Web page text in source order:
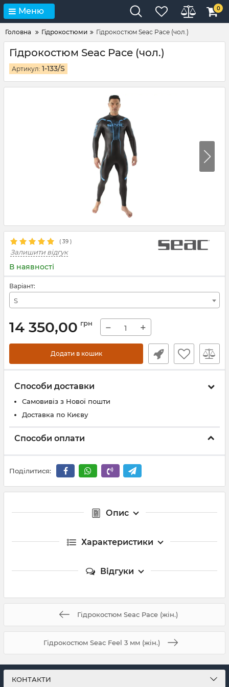
Меню 0
Головна Гідрокостюми Гідрокостюм Seac Pace (чол.)
Гідрокостюм Seac Pace (чол.)
Артикул: 1-133/S
( 39 )
Залишити відгук
В наявності
Варіант:
S
14 350,00 грн − +
Додати в кошик
Способи доставки
Самовивіз з Нової пошти
Доставка по Києву
Способи оплати
Поділитися:
Опис
Характеристики
Відгуки
Гідрокостюм Seac Pace (жін.)
Гідрокостюм Seac Feel 3 мм (жін.)
КОНТАКТИ